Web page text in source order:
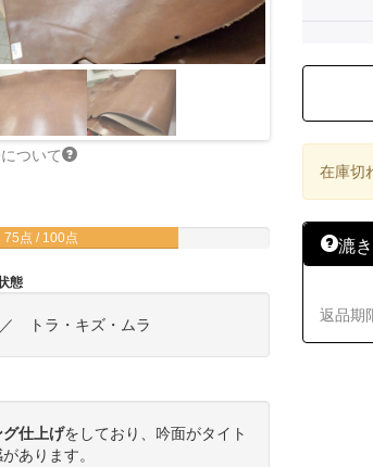
ついて
75点 / 100点
態
トラ・キズ・ムラ
仕上げをしており、吟面がタイト
あります。
在庫切
漉
返品期